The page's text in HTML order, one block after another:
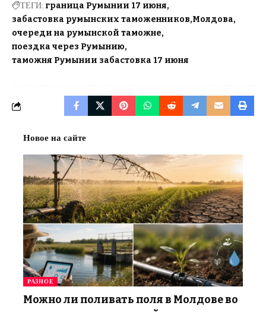
ТЕГИ: граница Румынии 17 июня
забастовка румынских таможенников Молдова
очереди на румынской таможне
поездка через Румынию
таможня Румынии забастовка 17 июня
Новое на сайте
РАЗНОЕ
Можно ли поливать поля в Молдове во